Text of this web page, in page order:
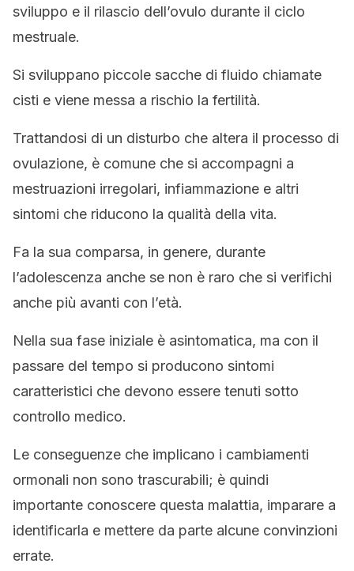
sviluppo e il rilascio dell’ovulo durante il ciclo
mestruale.
Si sviluppano piccole sacche di fluido chiamate
cisti e viene messa a rischio la fertilità.
Trattandosi di un disturbo che altera il processo di
ovulazione, è comune che si accompagni a
mestruazioni irregolari, infiammazione e altri
sintomi che riducono la qualità della vita.
Fa la sua comparsa, in genere, durante
l’adolescenza anche se non è raro che si verifichi
anche più avanti con l’età.
Nella sua fase iniziale è asintomatica, ma con il
passare del tempo si producono sintomi
caratteristici che devono essere tenuti sotto
controllo medico.
Le conseguenze che implicano i cambiamenti
ormonali non sono trascurabili; è quindi
importante conoscere questa malattia, imparare a
identificarla e mettere da parte alcune convinzioni
errate.